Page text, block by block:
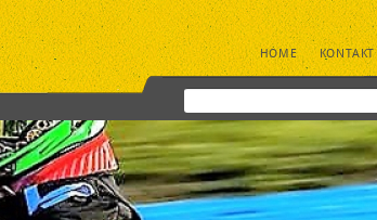
NAVIGATION
ÜBERSPRINGEN
HOME KONTAKT